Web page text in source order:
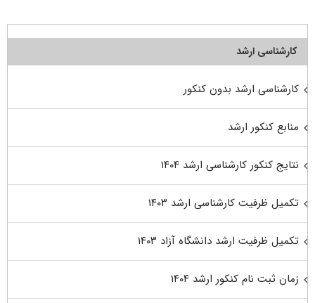
کارشناسی ارشد
کارشناسی ارشد بدون کنکور
منابع کنکور ارشد
نتایج کنکور کارشناسی ارشد ۱۴۰۴
تکمیل ظرفیت کارشناسی ارشد ۱۴۰۳
تکمیل ظرفیت ارشد دانشگاه آزاد ۱۴۰۳
زمان ثبت نام کنکور ارشد ۱۴۰۴